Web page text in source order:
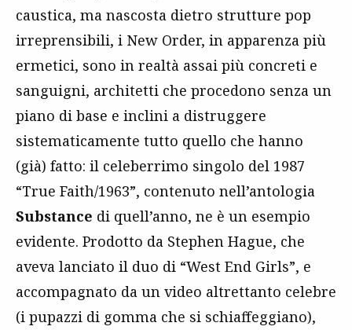
caustica, ma nascosta dietro strutture pop
irreprensibili, i New Order, in apparenza più
ermetici, sono in realtà assai più concreti e
sanguigni, architetti che procedono senza un
piano di base e inclini a distruggere
sistematicamente tutto quello che hanno
(già) fatto: il celeberrimo singolo del 1987
“True Faith/1963”, contenuto nell’antologia
Substance di quell’anno, ne è un esempio
evidente. Prodotto da Stephen Hague, che
aveva lanciato il duo di “West End Girls”, e
accompagnato da un video altrettanto celebre
(i pupazzi di gomma che si schiaffeggiano),